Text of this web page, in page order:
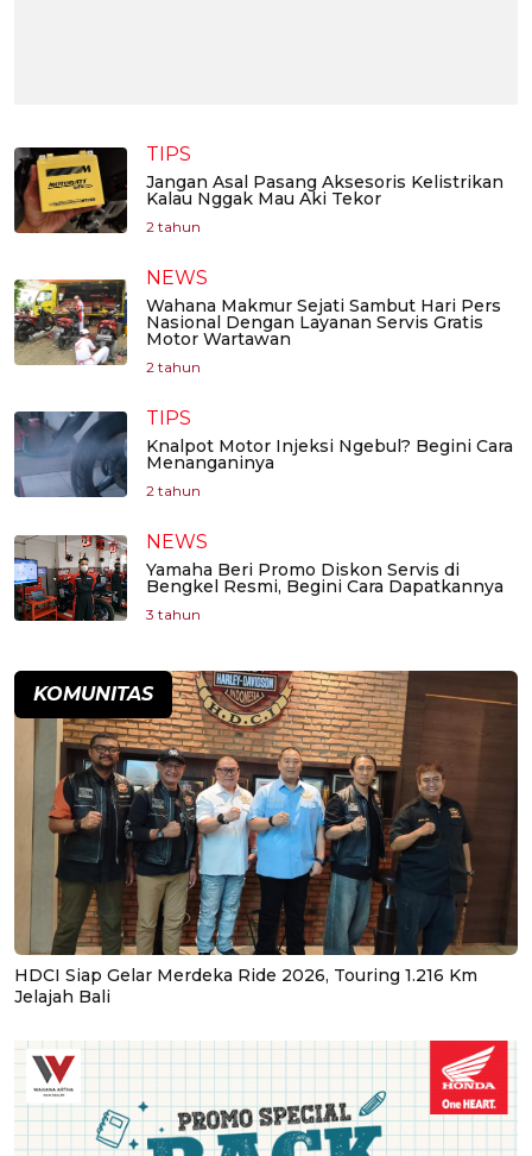
TIPS
Jangan Asal Pasang Aksesoris Kelistrikan
Kalau Nggak Mau Aki Tekor
2 tahun
NEWS
Wahana Makmur Sejati Sambut Hari Pers
Nasional Dengan Layanan Servis Gratis
Motor Wartawan
2 tahun
TIPS
Knalpot Motor Injeksi Ngebul? Begini Cara
Menanganinya
2 tahun
NEWS
Yamaha Beri Promo Diskon Servis di
Bengkel Resmi, Begini Cara Dapatkannya
3 tahun
KOMUNITAS
HDCI Siap Gelar Merdeka Ride 2026, Touring 1.216 Km
Jelajah Bali